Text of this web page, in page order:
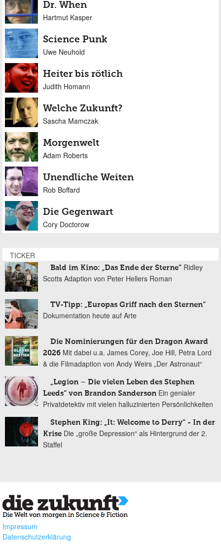
Dr. When
Hartmut Kasper
Science Punk
Uwe Neuhold
Heiter bis rötlich
Judith Homann
Welche Zukunft?
Sascha Mamczak
Morgenwelt
Adam Roberts
Unendliche Weiten
Rob Boffard
Die Gegenwart
Cory Doctorow
TICKER
Bald im Kino: „Das Ende der Sterne“ Ridley
Scotts Adaption von Peter Hellers Roman
TV-Tipp: „Europas Griff nach den Sternen“
Dokumentation heute auf Arte
Die Nominierungen für den Dragon Award
2026 Mit dabei u.a. James Corey, Joe Hill, Petra Lord
& die Filmadaption von Andy Weirs „Der Astronaut“
„Legion – Die vielen Leben des Stephen
Leeds“ von Brandon Sanderson Ein genialer
Privatdetektiv mit vielen halluzinierten Persönlichkeiten
Stephen King: „It: Welcome to Derry“ - In der
Krise Die „große Depression“ als Hintergrund der 2.
Staffel
Impressum
Datenschutzerklärung